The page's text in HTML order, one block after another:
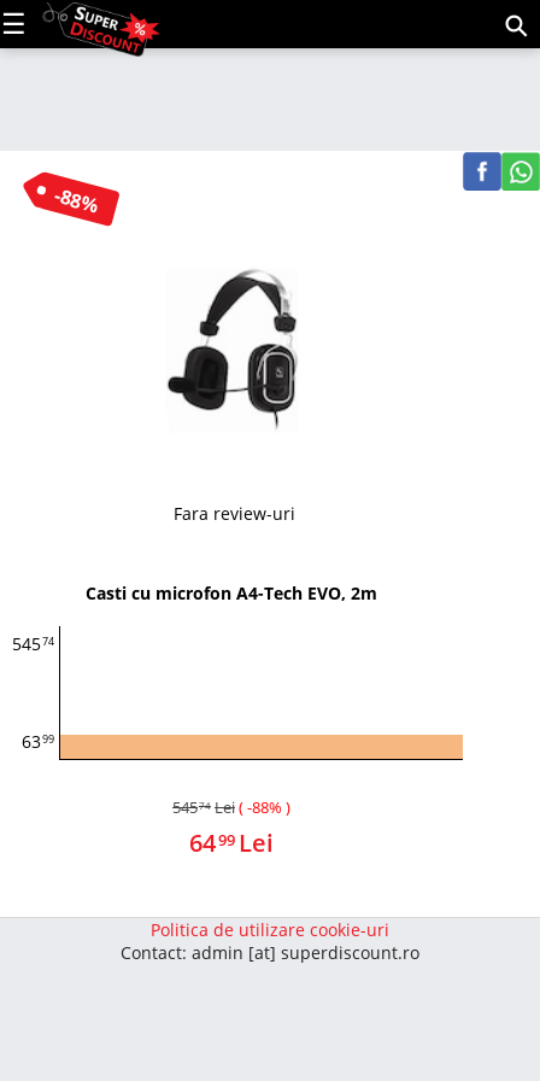
-88%
Fara review-uri
Casti cu microfon A4-Tech EVO, 2m
54574
6399
54574 Lei( -88% )
6499 Lei
Politica de utilizare cookie-uri
Contact: admin [at] superdiscount.ro